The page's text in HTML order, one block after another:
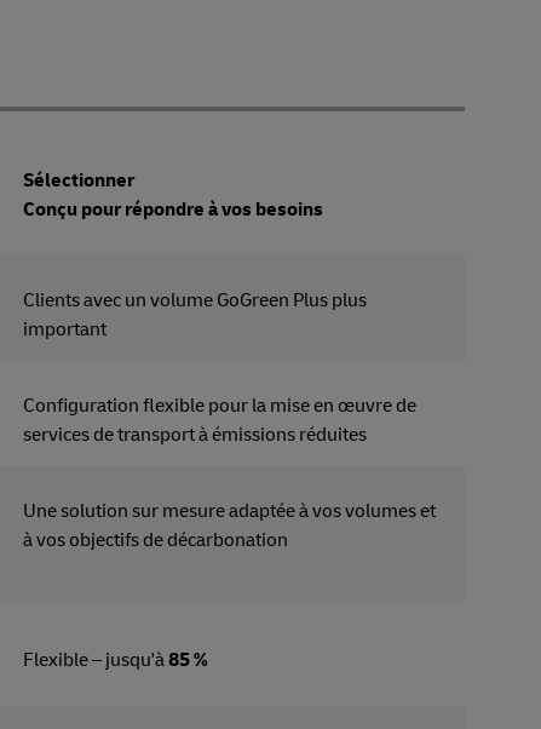
Sélectionner
Conçu pour répondre à vos besoins
Clients avec un volume GoGreen Plus plus
important
Configuration flexible pour la mise en œuvre de
services de transport à émissions réduites
Une solution sur mesure adaptée à vos volumes et
à vos objectifs de décarbonation
Flexible – jusqu'à85 %